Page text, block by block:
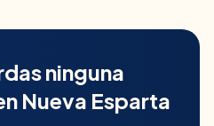
ninguna
Nueva Esparta